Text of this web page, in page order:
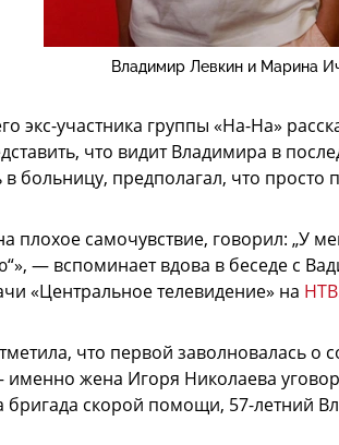
Владимир Левкин и Марина
экс-участника группы «На-На»
что видит Владимира в
в больницу, предполагал, что просто
плохое самочувствие, говорил: „У
— вспоминает вдова в беседе с
«Центральное телевидение» на НТВ
что первой заволновалась о
жена Игоря Николаева
бригада скорой помощи, 57-летний